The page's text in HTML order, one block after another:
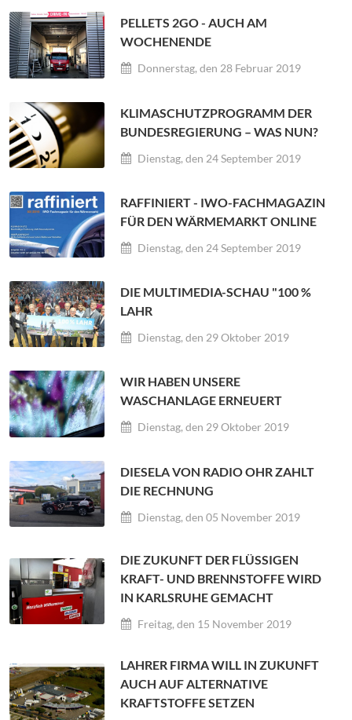
PELLETS 2GO - AUCH AM
WOCHENENDE
Donnerstag, den 28 Februar 2019
KLIMASCHUTZPROGRAMM DER
BUNDESREGIERUNG – WAS NUN?
Dienstag, den 24 September 2019
RAFFINIERT - IWO-FACHMAGAZIN
FÜR DEN WÄRMEMARKT ONLINE
Dienstag, den 24 September 2019
DIE MULTIMEDIA-SCHAU "100 %
LAHR
Dienstag, den 29 Oktober 2019
WIR HABEN UNSERE
WASCHANLAGE ERNEUERT
Dienstag, den 29 Oktober 2019
DIESELA VON RADIO OHR ZAHLT
DIE RECHNUNG
Dienstag, den 05 November 2019
DIE ZUKUNFT DER FLÜSSIGEN
KRAFT- UND BRENNSTOFFE WIRD
IN KARLSRUHE GEMACHT
Freitag, den 15 November 2019
LAHRER FIRMA WILL IN ZUKUNFT
AUCH AUF ALTERNATIVE
KRAFTSTOFFE SETZEN